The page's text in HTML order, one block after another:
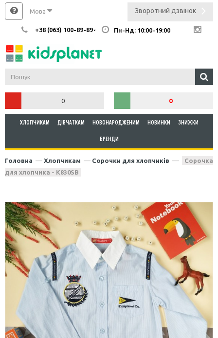
Мова Зворотний дзвінок
+38 (063) 100-89-89 Пн-Нд: 10:00-19:00
0 0
ХЛОПЧИКАМ ДІВЧАТКАМ НОВОНАРОДЖЕНИМ НОВИНКИ
ЗНИЖКИ
БРЕНДИ
Головна Хлопчикам Сорочки для хлопчиків
Сорочка
для хлопчика - K830SB